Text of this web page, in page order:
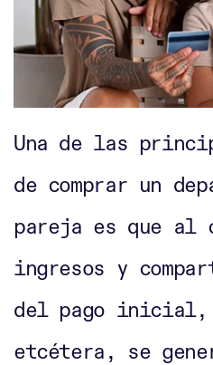
Una de las
de comprar un
pareja es que al
ingresos y
del pago inicial,
etcétera, se